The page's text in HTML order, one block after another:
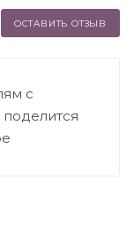
ОСТАВИТЬ ОТЗЫВ
с